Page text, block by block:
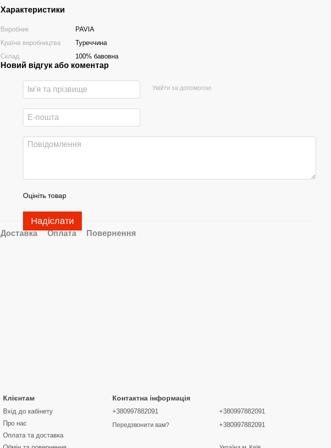
Характеристики
Виробник
PAVIA
Країна виробництва
Туреччина
Склад
100% бавовна
Новий відгук або коментар
Увійти за допомогою
Оцініть товар
Надіслати
Доставка Оплата Повернення
Клієнтам
Вхід до кабінету
Про нас
Оплата та доставка
Контактна інформація
+380997882091
Передзвонити вам?
+380997882091
+380997882091